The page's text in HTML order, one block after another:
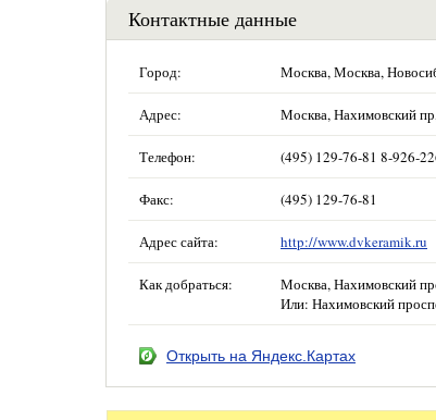
Контактные данные
Город: Москва, Москва,
Адрес: Москва, Нахимовский
Телефон: (495) 129-76-81 8-926-
Факс: (495) 129-76-81
Адрес сайта: http://www.dvkeramik.ru
Как добраться:
Москва, Нахимовский
Или: Нахимовский
Открыть на Яндекс.Картах